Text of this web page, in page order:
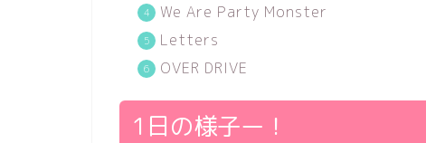
We Are Party Monster
Letters
OVER DRIVE
1日の様子ー！